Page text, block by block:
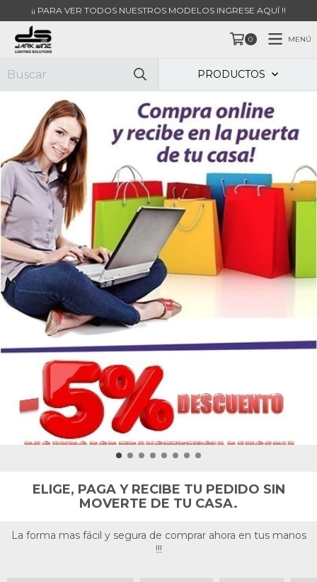
¡¡ PARA VER TODOS NUESTROS MODELOS INGRESE AQUÍ !!
0 MENÚ
PRODUCTOS
ELIGE, PAGA Y RECIBE TU PEDIDO SIN
MOVERTE DE TU CASA.
La forma mas fácil y segura de comprar ahora en tus manos
!!!